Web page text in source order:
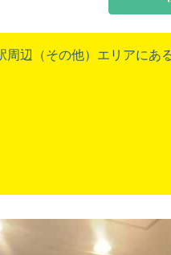
周辺（その他）エリアにあ